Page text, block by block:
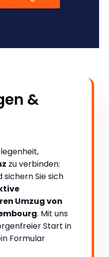
&
zu verbinden:
sichern Sie sich
Umzug von
. Mit uns
Start in
Formular